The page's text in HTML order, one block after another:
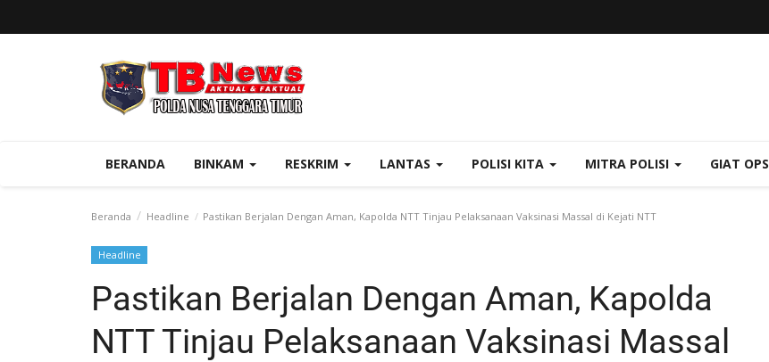
BERANDA BINKAM RESKRIM LANTAS POLISI KITA MITRA POLISI GIAT OPS
Beranda Headline Pastikan Berjalan Dengan Aman, Kapolda NTT Tinjau Pelaksanaan Vaksinasi Massal di Kejati NTT
Headline
Pastikan Berjalan Dengan Aman, Kapolda
NTT Tinjau Pelaksanaan Vaksinasi Massal